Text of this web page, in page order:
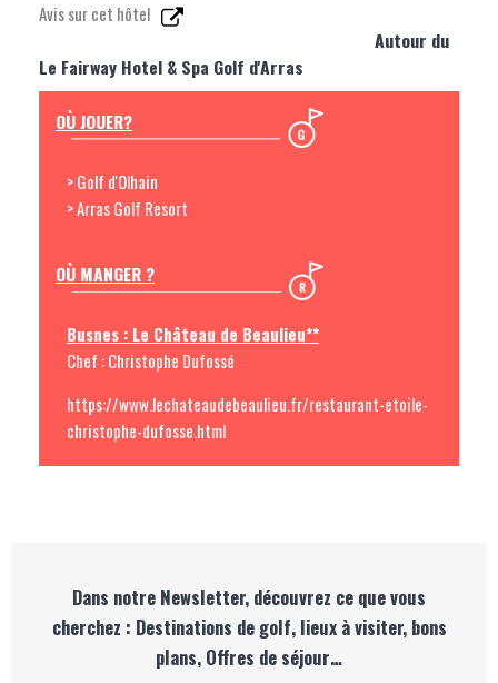
Avis sur cet hôtel
Autour du
Le Fairway Hotel & Spa Golf d'Arras
OÙ JOUER?
> Golf d'Olhain
> Arras Golf Resort
OÙ MANGER ?
Busnes : Le Château de Beaulieu**
Chef : Christophe Dufossé
https://www.lechateaudebeaulieu.fr/restaurant-etoile-
christophe-dufosse.html
Dans notre Newsletter, découvrez ce que vous
cherchez : Destinations de golf, lieux à visiter, bons
plans, Offres de séjour…